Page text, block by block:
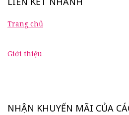
Trang chủ
Giới thiệu
NHẬN KHUYẾN MÃI CỦA